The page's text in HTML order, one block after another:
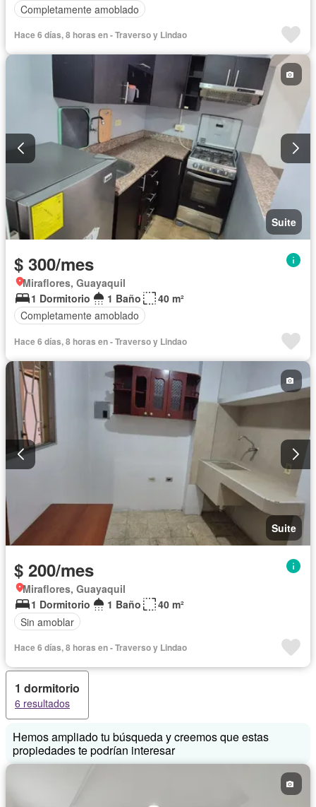
Completamente amoblado
Hace 6 días, 8 horas en - Traverso y Lindao
Suite
$ 300/mes
Miraflores, Guayaquil
1 Dormitorio
1 Baño
40 m²
Completamente amoblado
Hace 6 días, 8 horas en - Traverso y Lindao
Suite
$ 200/mes
Miraflores, Guayaquil
1 Dormitorio
1 Baño
40 m²
Sin amoblar
Hace 6 días, 8 horas en - Traverso y Lindao
1 dormitorio
6 resultados
Hemos ampliado tu búsqueda y creemos que estas
propiedades te podrían interesar